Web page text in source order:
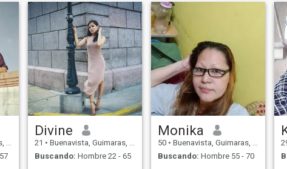
Divine
21 • Buenavista, Guimaras, Filipinas
Buscando: Hombre 22 - 65
Monika
50 • Buenavista, Guimaras, Filipinas
Buscando: Hombre 55 - 70